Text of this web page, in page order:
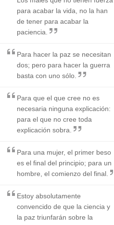
para acabar la vida, no la han
de tener para acabar la
paciencia.
Para hacer la paz se necesitan
dos; pero para hacer la guerra
basta con uno sólo.
Para que el que cree no es
necesaria ninguna explicación:
para el que no cree toda
explicación sobra.
Para una mujer, el primer beso
es el final del principio; para un
hombre, el comienzo del final.
Estoy absolutamente
convencido de que la ciencia y
la paz triunfarán sobre la